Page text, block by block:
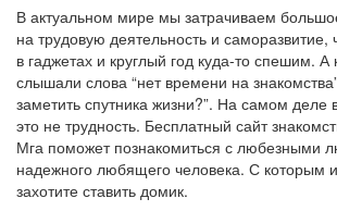
В актуальном мире мы затрачиваем
на трудовую деятельность и
в гаджетах и круглый год куда-то спешим. А
слышали слова “нет времени на
заметить спутника жизни?”. На самом деле
это не трудность. Бесплатный сайт
Мга поможет познакомиться с любезными
надежного любящего человека. С которым
захотите ставить домик.